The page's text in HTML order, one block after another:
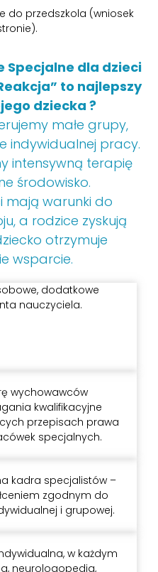
do przedszkola (wniosek
Specjalne dla dzieci
to najlepszy
dziecka ?
małe grupy,
indywidualnej pracy.
intensywną terapię
środowisko.
mają warunki do
a rodzice zyskują
otrzymuje
wsparcie.
dodatkowe
nauczyciela.
wychowawców
kwalifikacyjne
przepisach prawa
specjalnych.
kadra specjalistów –
zgodnym do
i grupowej.
w każdym
neurologopedia,